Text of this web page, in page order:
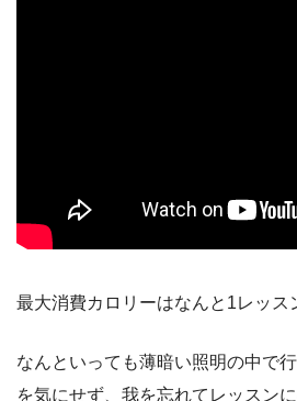
最大消費カロリーはなんと1レッス
なんといっても薄暗い照明の中で
を気にせず、我を忘れてレッスン